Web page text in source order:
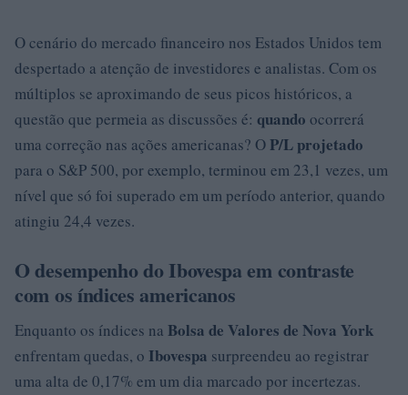
O cenário do mercado financeiro nos Estados Unidos tem
despertado a atenção de investidores e analistas. Com os
múltiplos se aproximando de seus picos históricos, a
questão que permeia as discussões é: quando ocorrerá
uma correção nas ações americanas? O P/L projetado
para o S&P 500, por exemplo, terminou em 23,1 vezes, um
nível que só foi superado em um período anterior, quando
atingiu 24,4 vezes.
O desempenho do Ibovespa em contraste
com os índices americanos
Enquanto os índices na Bolsa de Valores de Nova York
enfrentam quedas, o Ibovespa surpreendeu ao registrar
uma alta de 0,17% em um dia marcado por incertezas.